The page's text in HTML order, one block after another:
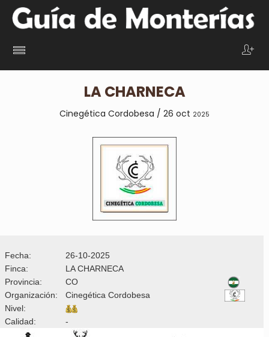
LA CHARNECA
Cinegética Cordobesa / 26 oct 2025
Fecha:
26-10-2025
Finca:
LA CHARNECA
Provincia:
CO
Organización:
Cinegética Cordobesa
Nivel:
Calidad:
-